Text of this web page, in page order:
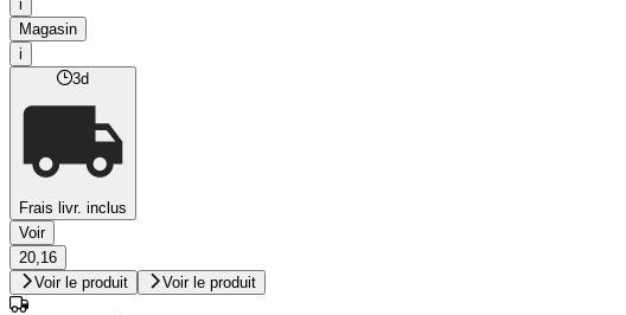
i
Magasin
i
3d
Frais livr. inclus
Voir
20,16
Voir le produit
Voir le produit